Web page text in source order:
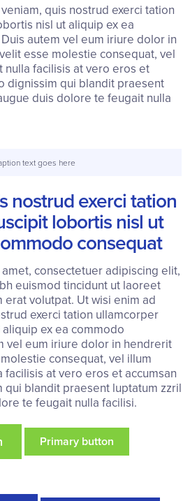
quis nostrud exerci tation
nisl ut aliquip ex ea
autem vel eum iriure dolor in
esse molestie consequat, vel
facilisis at vero eros et
dignissim qui blandit praesent
duis dolore te feugait nulla
text goes here
nostrud exerci tation
lobortis nisl ut
consequat
consectetuer adipiscing elit,
euismod tincidunt ut laoreet
volutpat. Ut wisi enim ad
exerci tation ullamcorper
ex ea commodo
vel eum iriure dolor in hendrerit
consequat, vel illum
at vero eros et accumsan
blandit praesent luptatum zzril
te feugait nulla facilisi.
Primary button